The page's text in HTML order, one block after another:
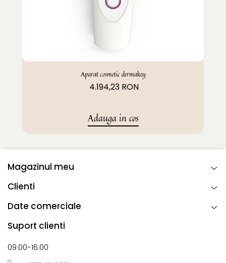
Aparat cosmetic dermakey
4.194,23 RON
Adauga in cos
Magazinul meu
Clienti
Date comerciale
Suport clienti
09:00-16:00